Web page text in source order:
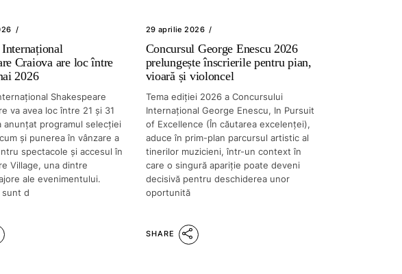
Craiova are loc între
2026
Shakespeare
va avea loc între 21 și 31
anunțat programul selecției
și punerea în vânzare a
spectacole și accesul în
Village, una dintre
ale evenimentului.
sunt d
29 aprilie 2026
Concursul George Enescu 2026
prelungește înscrierile pentru pian,
vioară și violoncel
Tema ediției 2026 a Concursului
Internațional George Enescu, In Pursuit
of Excellence (În căutarea excelenței),
aduce în prim-plan parcursul artistic al
tinerilor muzicieni, într-un context în
care o singură apariție poate deveni
decisivă pentru deschiderea unor
oportunită
SHARE